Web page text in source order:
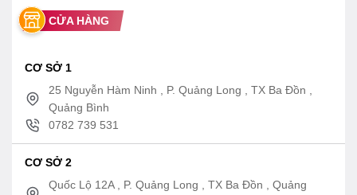
CỬA HÀNG
CƠ SỞ 1
25 Nguyễn Hàm Ninh , P. Quảng Long , TX Ba Đồn ,
Quảng Bình
0782 739 531
CƠ SỞ 2
Quốc Lộ 12A , P. Quảng Long , TX Ba Đồn , Quảng